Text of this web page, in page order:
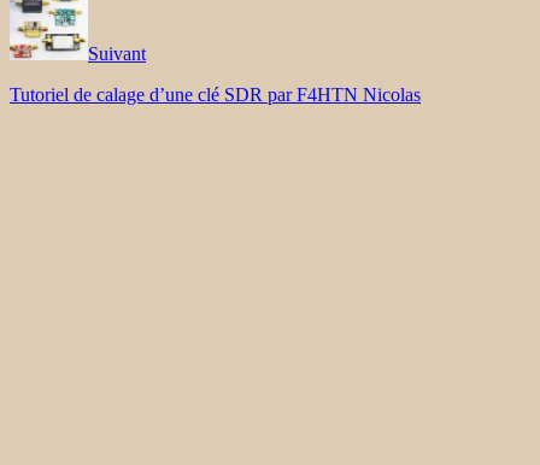
Suivant
Tutoriel de calage d’une clé SDR par F4HTN Nicolas